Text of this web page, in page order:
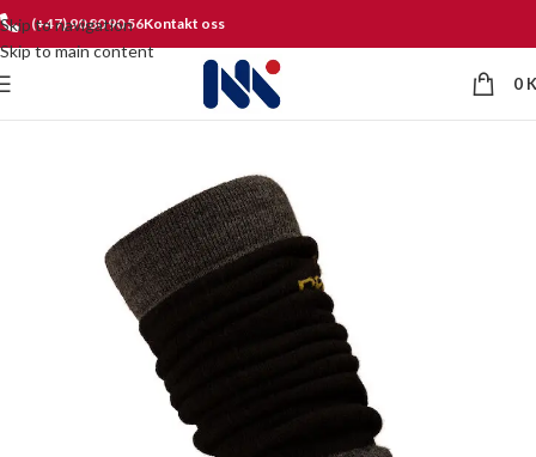
Skip to navigation
Skip to main content
(+47) 90 80 90 56Kontakt oss
0